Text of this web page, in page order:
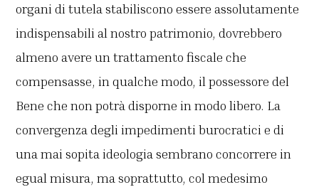
organi di tutela stabiliscono essere assolutamente
indispensabili al nostro patrimonio, dovrebbero
almeno avere un trattamento fiscale che
compensasse, in qualche modo, il possessore del
Bene che non potrà disporne in modo libero. La
convergenza degli impedimenti burocratici e di
una mai sopita ideologia sembrano concorrere in
egual misura, ma soprattutto, col medesimo